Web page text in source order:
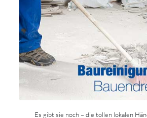
Es gibt sie noch – die tollen lokalen